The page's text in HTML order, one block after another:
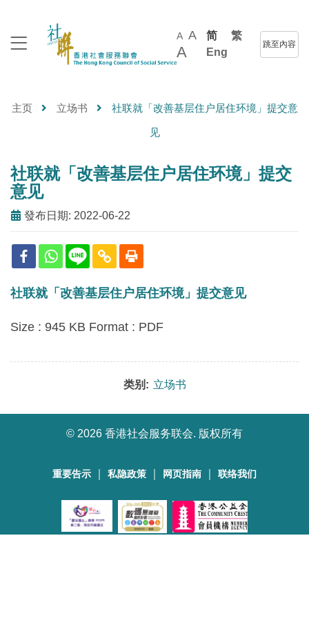
A A
A
简
繁
Eng
跳至內容
主页 立场书 社联就「改善基层住户居住环境」提交意
见
社联就「改善基层住户居住环境」提交
意见
發布日期: 2022-06-22
社联就「改善基层住户居住环境」提交意见
Size : 945 KB Format : PDF
类别: 立场书
© 2026 香港社会服务联会. 版权所有
重要告示 私隐政策 网页指南 联络我们